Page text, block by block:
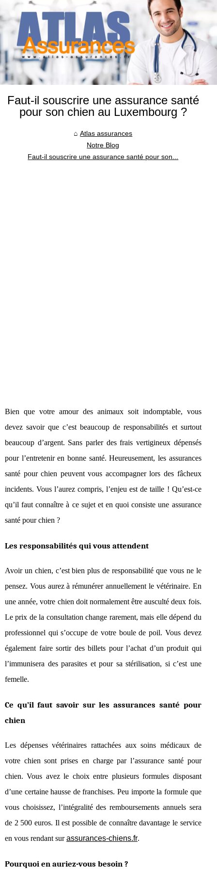
Faut-il souscrire une assurance santé
pour son chien au Luxembourg ?
Atlas assurances
Notre Blog
Faut-il souscrire une assurance santé pour son...
Bien que votre amour des animaux soit indomptable, vous
devez savoir que c’est beaucoup de responsabilités et surtout
beaucoup d’argent. Sans parler des frais vertigineux dépensés
pour l’entretenir en bonne santé. Heureusement, les assurances
santé pour chien peuvent vous accompagner lors des fâcheux
incidents. Vous l’aurez compris, l’enjeu est de taille ! Qu’est-ce
qu’il faut connaître à ce sujet et en quoi consiste une assurance
santé pour chien ?
Les responsabilités qui vous attendent
Avoir un chien, c’est bien plus de responsabilité que vous ne le
pensez. Vous aurez à rémunérer annuellement le vétérinaire. En
une année, votre chien doit normalement être ausculté deux fois.
Le prix de la consultation change rarement, mais elle dépend du
professionnel qui s’occupe de votre boule de poil. Vous devez
également faire sortir des billets pour l’achat d’un produit qui
l’immunisera des parasites et pour sa stérilisation, si c’est une
femelle.
Ce qu’il faut savoir sur les assurances santé pour
chien
Les dépenses vétérinaires rattachées aux soins médicaux de
votre chien sont prises en charge par l’assurance santé pour
chien. Vous avez le choix entre plusieurs formules disposant
d’une certaine hausse de franchises. Peu importe la formule que
vous choisissez, l’intégralité des remboursements annuels sera
de 2 500 euros. Il est possible de connaître davantage le service
en vous rendant surassurances-chiens.fr.
Pourquoi en auriez-vous besoin ?